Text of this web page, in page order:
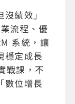
績效」
流程、優
系統，讓
穩定成長
戰課，不
數位增長